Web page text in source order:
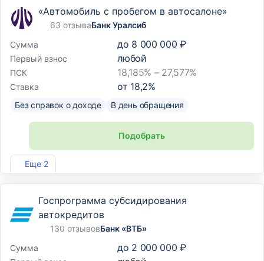
Еще 2
«Автомобиль с пробегом в автосалоне»
63 отзываБанк Уралсиб
Сумма
до 8 000 000 ₽
Первый взнос любой
ПСК 18,185% – 27,577%
Ставка от 18,2%
Без справок о доходе В день обращения
Подобрать
Лиц. №2275
Госпрограмма субсидирования
автокредитов
130 отзывовБанк «ВТБ»
Сумма
до 2 000 000 ₽